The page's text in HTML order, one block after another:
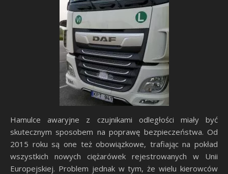
Hamulce awaryjne z czujnikami odległości miały być
skutecznym sposobem na poprawę bezpieczeństwa. Od
2015 roku są one też obowiązkowe, trafiając na pokład
wszystkich nowych ciężarówek rejestrowanych w Unii
Europejskiej. Problem jednak w tym, że wielu kierowców